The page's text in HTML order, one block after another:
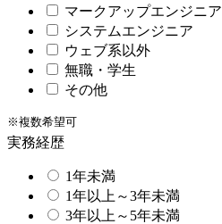
マークアップエンジニア
システムエンジニア
ウェブ系以外
無職・学生
その他
※複数希望可
実務経歴
1年未満
1年以上～3年未満
3年以上～5年未満